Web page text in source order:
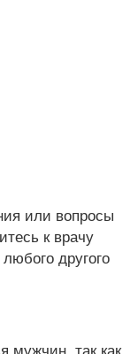
или вопросы
к врачу
другого
мужчин, так как